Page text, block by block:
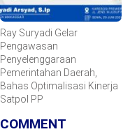
Ray Suryadi Gelar
Pengawasan
Penyelenggaraan
Pemerintahan Daerah,
Bahas Optimalisasi Kinerja
Satpol PP
COMMENT